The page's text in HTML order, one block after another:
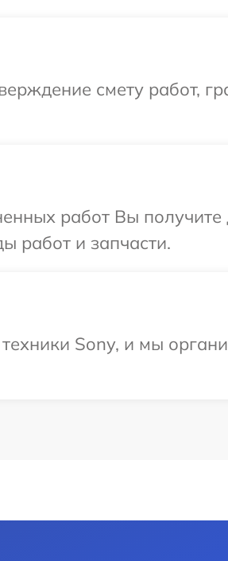
смету работ,
работ Вы получите
работ и запчасти.
Sony, и мы